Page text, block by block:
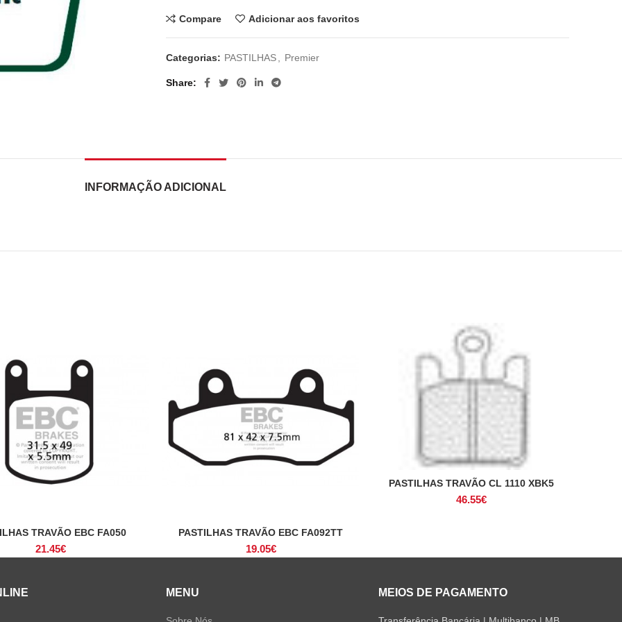
Compare Adicionar aos favoritos
Categorias: PASTILHAS Premier
Share
INFORMAÇÃO ADICIONAL
ADICIONAR
TRAVÃO EBC FA050
21.45€
ADICIONAR
PASTILHAS TRAVÃO EBC FA092TT
19.05€
ADICIONAR
PASTILHAS TRAVÃO CL 1110 XBK5
46.55€
MENU MEIOS DE PAGAMENTO